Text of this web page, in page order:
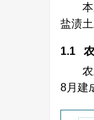
盐渍
1.1 农
8月建